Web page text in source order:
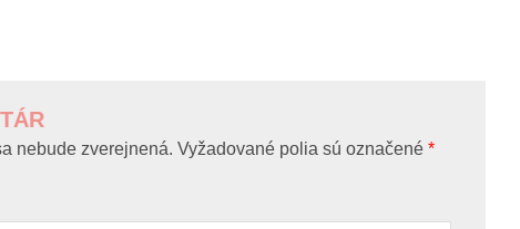
nebude zverejnená. Vyžadované polia sú označené *